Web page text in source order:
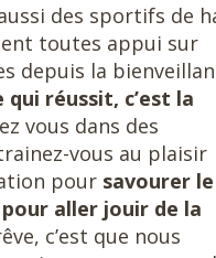
des sportifs de
toutes appui sur
depuis la
qui réussit, c’est la
vous dans des
vous au plaisir
pour savourer le
aller jouir de la
c’est que nous